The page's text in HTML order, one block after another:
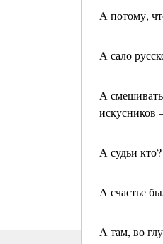
А потому,
А сало
А смешивать
искусников
А судьи кто?
А счастье
А там, во